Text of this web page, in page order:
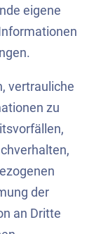
eigene
vertrauliche
zu
der
an Dritte